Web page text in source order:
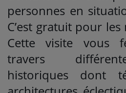
personnes en
C’est gratuit pour
Cette visite vous
travers
historiques dont